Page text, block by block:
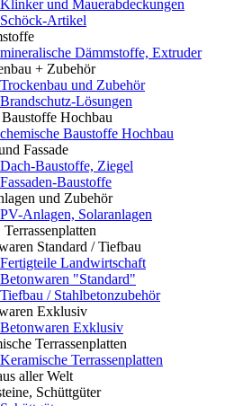
Klinker und Mauerabdeckungen
Schöck-Artikel
mineralische Dämmstoffe, Extruder
+ Zubehör
Trockenbau und Zubehör
Brandschutz-Lösungen
Hochbau
chemische Baustoffe Hochbau
Fassade
Dach-Baustoffe, Ziegel
Fassaden-Baustoffe
und Zubehör
PV-Anlagen, Solaranlagen
Standard / Tiefbau
Fertigteile Landwirtschaft
Betonwaren "Standard"
Tiefbau / Stahlbetonzubehör
Exklusiv
Betonwaren Exklusiv
Terrassenplatten
Keramische Terrassenplatten
aller Welt
Schüttgüter